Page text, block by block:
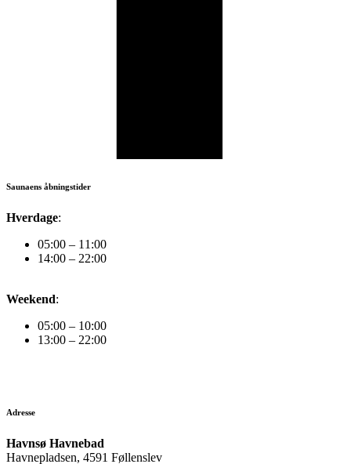
Saunaens åbningstider
Hverdage:
05:00 – 11:00
14:00 – 22:00
Weekend:
05:00 – 10:00
13:00 – 22:00
Adresse
Havnsø Havnebad
Havnepladsen, 4591 Føllenslev